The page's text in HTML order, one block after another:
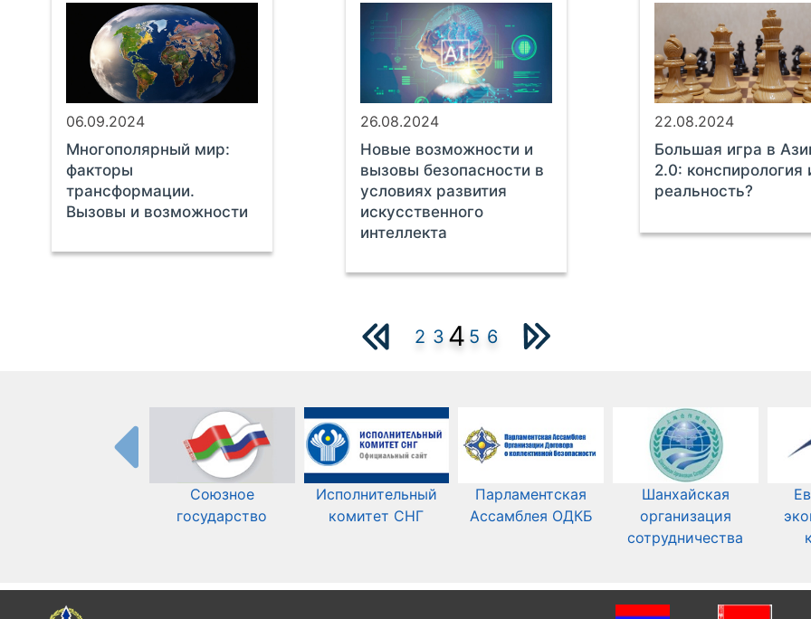
06.09.2024
Многополярный мир:
факторы
трансформации.
Вызовы и возможности
26.08.2024
Новые возможности и
вызовы безопасности в
условиях развития
искусственного
интеллекта
22.08.2024
Большая игра в
2.0: конспирология
реальность?
2 3 4 5 6
Союзное
государство
Исполнительный
комитет СНГ
Парламентская
Ассамблея ОДКБ
Шанхайская
организация
сотрудничества